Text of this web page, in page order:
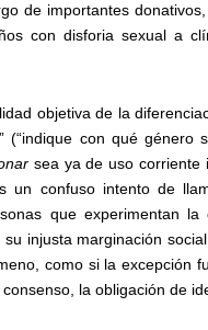
de importantes
con disforia sexual a
objetiva de la
(“indique con qué
sea ya de uso corriente
un confuso intento de
que experimentan
injusta marginación
como si la excepción
la obligación de